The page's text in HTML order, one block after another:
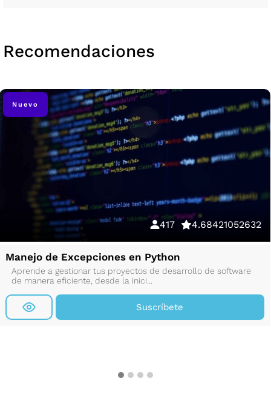
Recomendaciones
Nuevo
417 4.68421052632
Manejo de Excepciones en Python
Aprende a gestionar tus proyectos de desarrollo de software
de manera eficiente, desde la inici...
Suscríbete